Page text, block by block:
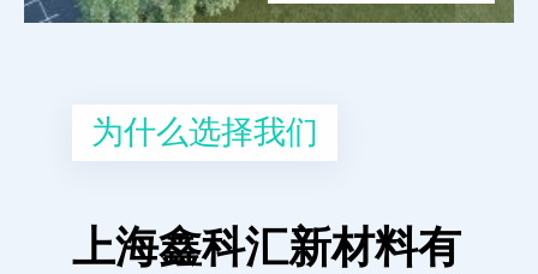
为什么选择我们
上海鑫科汇新材料有